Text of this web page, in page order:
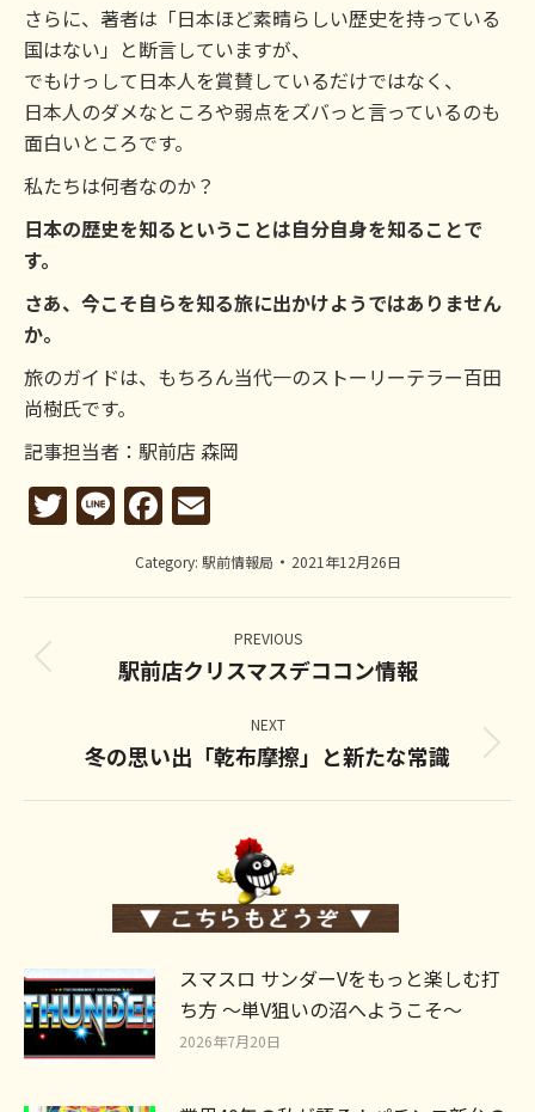
さらに、著者は「日本ほど素晴らしい歴史を持っている
国はない」と断言していますが、
でもけっして日本人を賞賛しているだけではなく、
日本人のダメなところや弱点をズバっと言っているのも
面白いところです。
私たちは何者なのか？
日本の歴史を知るということは自分自身を知ることで
す。
さあ、今こそ自らを知る旅に出かけようではありません
か。
旅のガイドは、もちろん当代一のストーリーテラー百田
尚樹氏です。
記事担当者：駅前店 森岡
Twitter
LineFacebook
Category: 駅前情報局 2021年12月26日
navigation
PREVIOUS
Previous
駅前店クリスマスデココン情報
NEXT
Next
冬の思い出「乾布摩擦」と新たな常識
スマスロ サンダーVをもっと楽しむ打
ち方 ～単V狙いの沼へようこそ～
2026年7月20日